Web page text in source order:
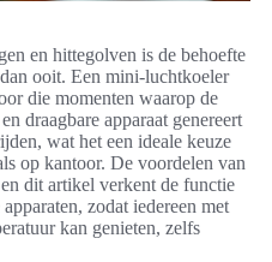
en hittegolven is de behoefte
ooit. Een mini-luchtkoeler
die momenten waarop de
draagbare apparaat genereert
wat het een ideale keuze
op kantoor. De voordelen van
dit artikel verkent de functie
zodat iedereen met
kan genieten, zelfs